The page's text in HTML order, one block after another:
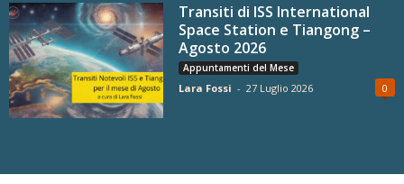
Transiti di ISS International
Space Station e Tiangong –
Agosto 2026
Appuntamenti del Mese
Lara Fossi - 27 Luglio 2026 0